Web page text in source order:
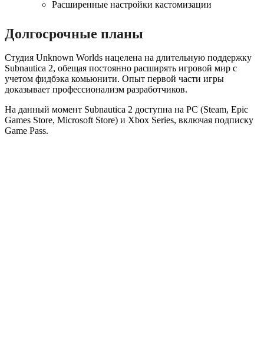
Расширенные настройки кастомизации
Долгосрочные планы
Студия Unknown Worlds нацелена на длительную поддержку
Subnautica 2, обещая постоянно расширять игровой мир с
учетом фидбэка комьюнити. Опыт первой части игры
доказывает профессионализм разработчиков.
На данный момент Subnautica 2 доступна на PC (Steam, Epic
Games Store, Microsoft Store) и Xbox Series, включая подписку
Game Pass.